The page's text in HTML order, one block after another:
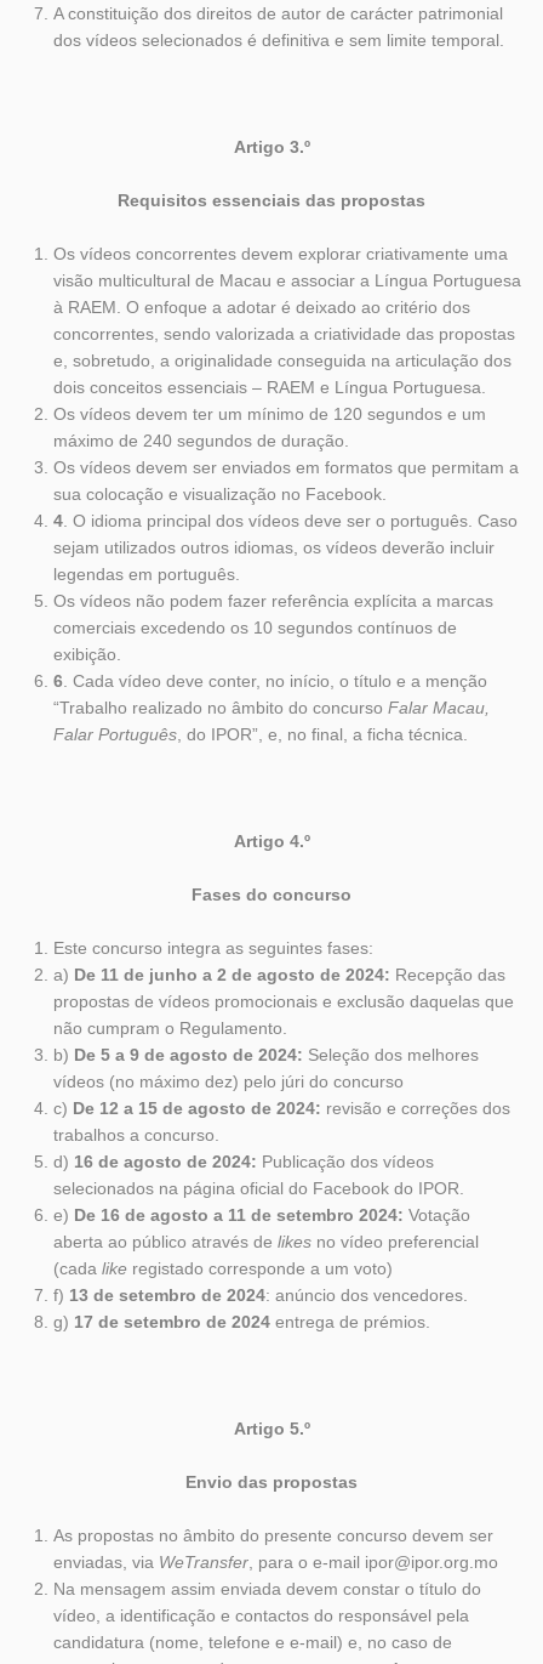
A constituição dos direitos de autor de carácter patrimonial
dos vídeos selecionados é definitiva e sem limite temporal.
Artigo 3.º
Requisitos essenciais das propostas
Os vídeos concorrentes devem explorar criativamente uma
visão multicultural de Macau e associar a Língua Portuguesa
à RAEM. O enfoque a adotar é deixado ao critério dos
concorrentes, sendo valorizada a criatividade das propostas
e, sobretudo, a originalidade conseguida na articulação dos
dois conceitos essenciais – RAEM e Língua Portuguesa.
Os vídeos devem ter um mínimo de 120 segundos e um
máximo de 240 segundos de duração.
Os vídeos devem ser enviados em formatos que permitam a
sua colocação e visualização no Facebook.
4. O idioma principal dos vídeos deve ser o português. Caso
sejam utilizados outros idiomas, os vídeos deverão incluir
legendas em português.
Os vídeos não podem fazer referência explícita a marcas
comerciais excedendo os 10 segundos contínuos de
exibição.
6. Cada vídeo deve conter, no início, o título e a menção
“Trabalho realizado no âmbito do concurso Falar Macau,
Falar Português, do IPOR”, e, no final, a ficha técnica.
Artigo 4.º
Fases do concurso
Este concurso integra as seguintes fases:
a) De 11 de junho a 2 de agosto de 2024: Recepção das
propostas de vídeos promocionais e exclusão daquelas que
não cumpram o Regulamento.
b) De 5 a 9 de agosto de 2024: Seleção dos melhores
vídeos (no máximo dez) pelo júri do concurso
c) De 12 a 15 de agosto de 2024: revisão e correções dos
trabalhos a concurso.
d) 16 de agosto de 2024: Publicação dos vídeos
selecionados na página oficial do Facebook do IPOR.
e) De 16 de agosto a 11 de setembro 2024: Votação
aberta ao público através de likesno vídeo preferencial
(cada likeregistado corresponde a um voto)
f) 13 de setembro de 2024: anúncio dos vencedores.
g) 17 de setembro de 2024entrega de prémios.
Artigo 5.º
Envio das propostas
As propostas no âmbito do presente concurso devem ser
enviadas, via WeTransfer, para o e-mail ipor@ipor.org.mo
Na mensagem assim enviada devem constar o título do
vídeo, a identificação e contactos do responsável pela
candidatura (nome, telefone e e-mail) e, no caso de